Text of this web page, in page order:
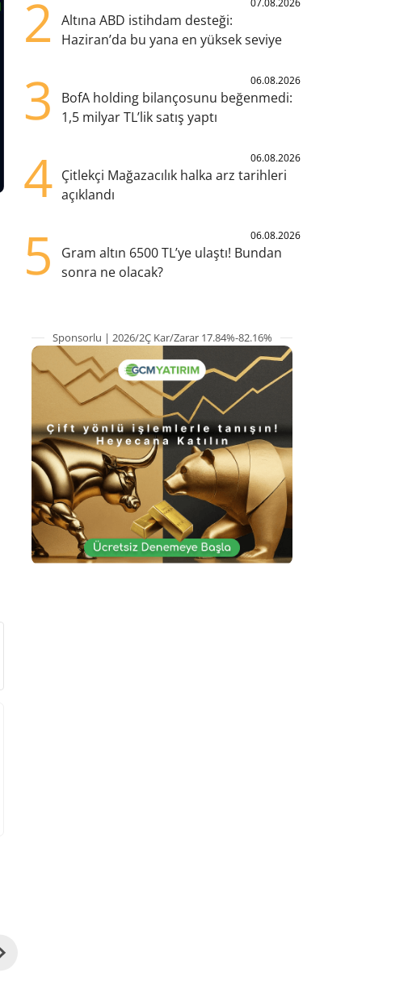
2
Altına ABD istihdam desteği:
Haziran’da bu yana en yüksek seviye
3 06.08.2026
BofA holding bilançosunu beğenmedi:
1,5 milyar TL’lik satış yaptı
4 06.08.2026
Çitlekçi Mağazacılık halka arz tarihleri
açıklandı
5 06.08.2026
Gram altın 6500 TL’ye ulaştı! Bundan
sonra ne olacak?
Sponsorlu | 2026/2Ç Kar/Zarar 17.84%-82.16%